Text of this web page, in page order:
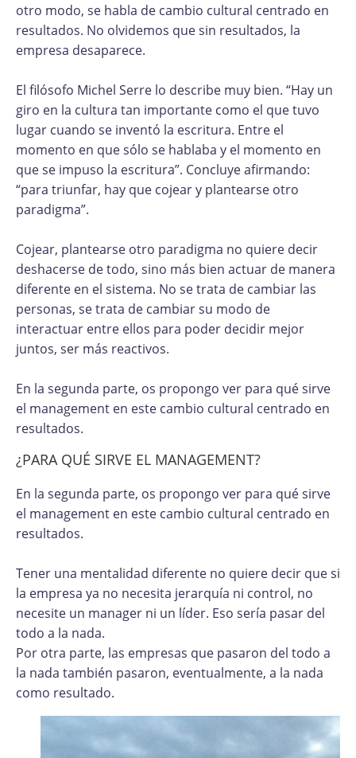
otro modo, se habla de cambio cultural centrado en
resultados. No olvidemos que sin resultados, la
empresa desaparece.
El filósofo Michel Serre lo describe muy bien. “Hay un
giro en la cultura tan importante como el que tuvo
lugar cuando se inventó la escritura. Entre el
momento en que sólo se hablaba y el momento en
que se impuso la escritura”. Concluye afirmando:
“para triunfar, hay que cojear y plantearse otro
paradigma”.
Cojear, plantearse otro paradigma no quiere decir
deshacerse de todo, sino más bien actuar de manera
diferente en el sistema. No se trata de cambiar las
personas, se trata de cambiar su modo de
interactuar entre ellos para poder decidir mejor
juntos, ser más reactivos.
En la segunda parte, os propongo ver para qué sirve
el management en este cambio cultural centrado en
resultados.
¿PARA QUÉ SIRVE EL MANAGEMENT?
En la segunda parte, os propongo ver para qué sirve
el management en este cambio cultural centrado en
resultados.
Tener una mentalidad diferente no quiere decir que si
la empresa ya no necesita jerarquía ni control, no
necesite un manager ni un líder. Eso sería pasar del
todo a la nada.
Por otra parte, las empresas que pasaron del todo a
la nada también pasaron, eventualmente, a la nada
como resultado.